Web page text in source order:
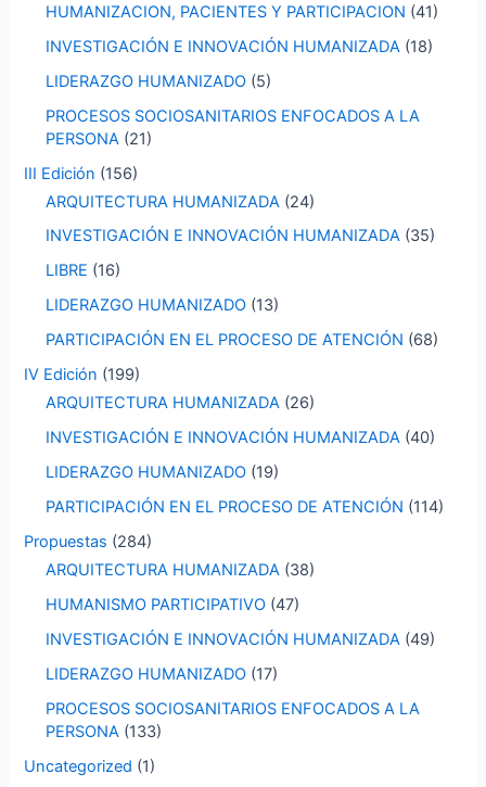
HUMANIZACION, PACIENTES Y PARTICIPACION (41)
INVESTIGACIÓN E INNOVACIÓN HUMANIZADA (18)
LIDERAZGO HUMANIZADO (5)
PROCESOS SOCIOSANITARIOS ENFOCADOS A LA
PERSONA (21)
III Edición (156)
ARQUITECTURA HUMANIZADA (24)
INVESTIGACIÓN E INNOVACIÓN HUMANIZADA (35)
LIBRE (16)
LIDERAZGO HUMANIZADO (13)
PARTICIPACIÓN EN EL PROCESO DE ATENCIÓN (68)
IV Edición (199)
ARQUITECTURA HUMANIZADA (26)
INVESTIGACIÓN E INNOVACIÓN HUMANIZADA (40)
LIDERAZGO HUMANIZADO (19)
PARTICIPACIÓN EN EL PROCESO DE ATENCIÓN (114)
Propuestas (284)
ARQUITECTURA HUMANIZADA (38)
HUMANISMO PARTICIPATIVO (47)
INVESTIGACIÓN E INNOVACIÓN HUMANIZADA (49)
LIDERAZGO HUMANIZADO (17)
PROCESOS SOCIOSANITARIOS ENFOCADOS A LA
PERSONA (133)
Uncategorized (1)